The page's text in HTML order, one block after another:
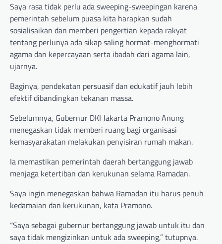
Saya rasa tidak perlu ada sweeping-sweepingan karena
pemerintah sebelum puasa kita harapkan sudah
sosialisaikan dan memberi pengertian kepada rakyat
tentang perlunya ada sikap saling hormat-menghormati
agama dan kepercayaan serta ibadah dari agama lain,
ujarnya.
Baginya, pendekatan persuasif dan edukatif jauh lebih
efektif dibandingkan tekanan massa.
Sebelumnya, Gubernur DKI Jakarta Pramono Anung
menegaskan tidak memberi ruang bagi organisasi
kemasyarakatan melakukan penyisiran rumah makan.
Ia memastikan pemerintah daerah bertanggung jawab
menjaga ketertiban dan kerukunan selama Ramadan.
Saya ingin menegaskan bahwa Ramadan itu harus penuh
kedamaian dan kerukunan, kata Pramono.
“Saya sebagai gubernur bertanggung jawab untuk itu dan
saya tidak mengizinkan untuk ada sweeping,” tutupnya.